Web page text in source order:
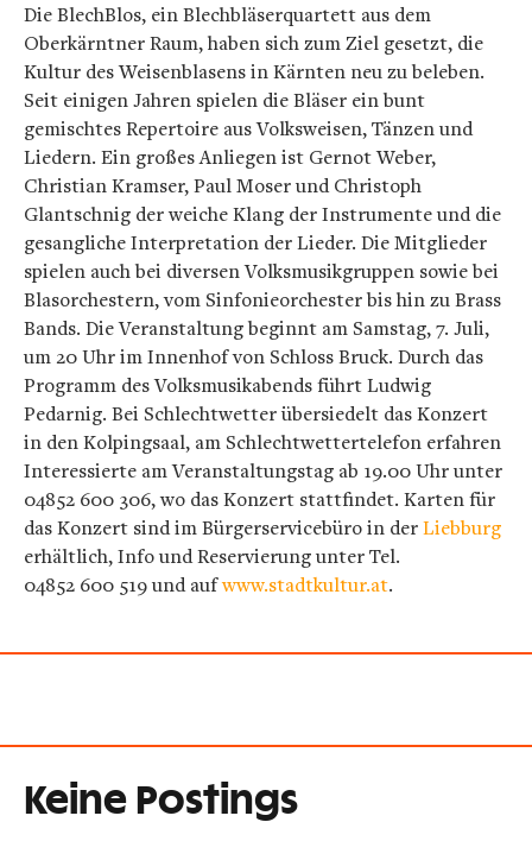
Die BlechBlos, ein Blechbläserquartett aus dem
Oberkärntner Raum, haben sich zum Ziel gesetzt, die
Kultur des Weisenblasens in Kärnten neu zu beleben.
Seit einigen Jahren spielen die Bläser ein bunt
gemischtes Repertoire aus Volksweisen, Tänzen und
Liedern. Ein großes Anliegen ist Gernot Weber,
Christian Kramser, Paul Moser und Christoph
Glantschnig der weiche Klang der Instrumente und die
gesangliche Interpretation der Lieder. Die Mitglieder
spielen auch bei diversen Volksmusikgruppen sowie bei
Blasorchestern, vom Sinfonieorchester bis hin zu Brass
Bands. Die Veranstaltung beginnt am Samstag, 7. Juli,
um 20 Uhr im Innenhof von Schloss Bruck. Durch das
Programm des Volksmusikabends führt Ludwig
Pedarnig. Bei Schlechtwetter übersiedelt das Konzert
in den Kolpingsaal, am Schlechtwettertelefon erfahren
Interessierte am Veranstaltungstag ab 19.00 Uhr unter
04852 600 306, wo das Konzert stattfindet. Karten für
das Konzert sind im Bürgerservicebüro in derLiebburg
erhältlich, Info und Reservierung unter Tel.
04852 600 519 und aufwww.stadtkultur.at.
Keine Postings